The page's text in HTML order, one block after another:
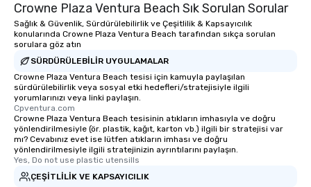
Crowne Plaza Ventura Beach Sık Sorulan Sorular
Sağlık & Güvenlik, Sürdürülebilirlik ve Çeşitlilik & Kapsayıcılık
konularında Crowne Plaza Ventura Beach tarafından sıkça sorulan
sorulara göz atın
SÜRDÜRÜLEBILIR UYGULAMALAR
Crowne Plaza Ventura Beach tesisi için kamuyla paylaşılan
sürdürülebilirlik veya sosyal etki hedefleri/stratejisiyle ilgili
yorumlarınızı veya linki paylaşın.
Cpventura.com
Crowne Plaza Ventura Beach tesisinin atıkların imhasıyla ve doğru
yönlendirilmesiyle (ör. plastik, kağıt, karton vb.) ilgili bir stratejisi var
mı? Cevabınız evet ise lütfen atıkların imhası ve doğru
yönlendirilmesiyle ilgili stratejinizin ayrıntılarını paylaşın.
Yes, Do not use plastic utensills
ÇEŞITLILIK VE KAPSAYICILIK